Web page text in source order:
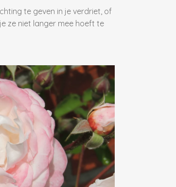
te geven in je verdriet, of
ze niet langer mee hoeft te